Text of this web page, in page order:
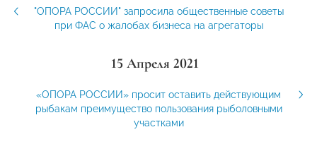
"ОПОРА РОССИИ" запросила общественные советы
при ФАС о жалобах бизнеса на агрегаторы
15 Апреля 2021
«ОПОРА РОССИИ» просит оставить действующим
рыбакам преимущество пользования рыболовными
участками